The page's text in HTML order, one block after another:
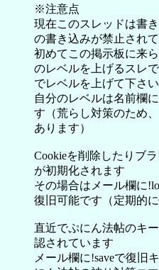
※注意点
現在このスレッドは書
の書き込みが禁止され
初めてこの掲示板に来
のレベルを上げるスレ
でレベルを上げて下さい
自分のレベルは名前欄
す（荒らし対策のため
あります）
Cookieを削除したりブ
が初期化されます
その場合はメール欄に
復旧可能です（定期的
直近でぷにん法帖のキ
認されています
メール欄に!saveで復旧